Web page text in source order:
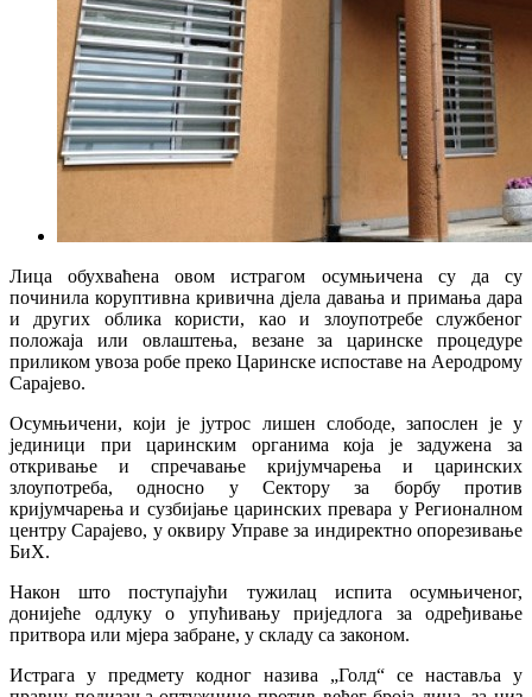
Лица обухваћена овом истрагом осумњичена су да су
починила коруптивна кривична дјела давања и примања дара
и других облика користи, као и злоупотребе службеног
положаја или овлаштења, везане за царинске процедуре
приликом увоза робе преко Царинске испоставе на Аеродрому
Сарајево.
Осумњичени, који је јутрос лишен слободе, запослен је у
јединици при царинским органима која је задужена за
откривање и спречавање кријумчарења и царинских
злоупотреба, односно у Сектору за борбу против
кријумчарења и сузбијање царинских превара у Регионалном
центру Сарајево, у оквиру Управе за индиректно опорезивање
БиХ.
Након што поступајући тужилац испита осумњиченог,
донијеће одлуку о упућивању приједлога за одређивање
притвора или мјера забране, у складу са законом.
Истрага у предмету кодног назива „Голд“ се наставља у